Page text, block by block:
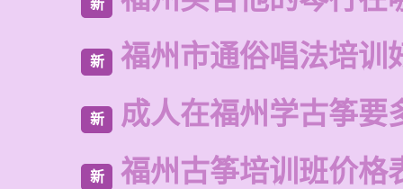
新
新 福州市通俗唱法培训
新 成人在福州学古筝要
新 福州古筝培训班价格